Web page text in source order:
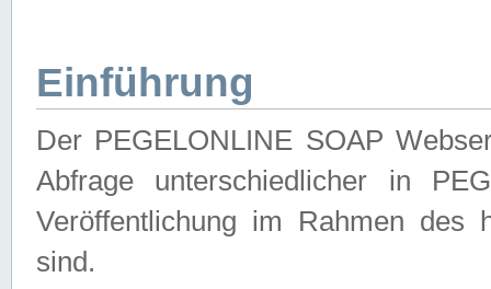
Einführung
Der PEGELONLINE SOAP
Abfrage unterschiedlicher in
Veröffentlichung im Rahmen des
sind.